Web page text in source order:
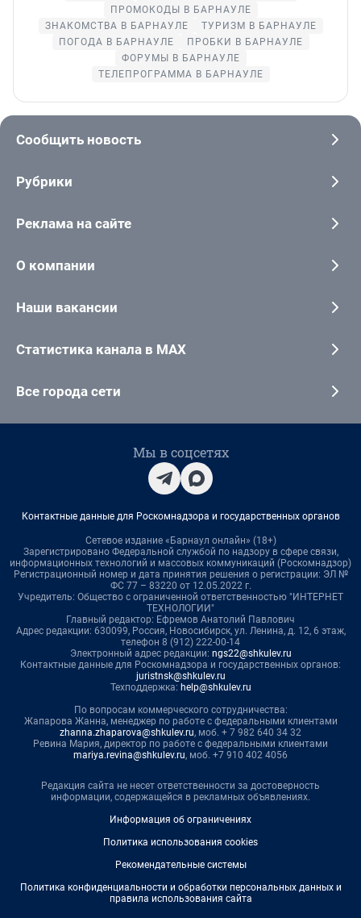
ПРОМОКОДЫ В БАРНАУЛЕ
ЗНАКОМСТВА В БАРНАУЛЕ
ТУРИЗМ В БАРНАУЛЕ
ПОГОДА В БАРНАУЛЕ
ПРОБКИ В БАРНАУЛЕ
ФОРУМЫ В БАРНАУЛЕ
ТЕЛЕПРОГРАММА В БАРНАУЛЕ
Сообщить новость
Рубрики
Реклама на сайте
О компании
Наши вакансии
Статистика канала в MAX
Все города сети
Мы в соцсетях
Контактные данные для Роскомнадзора и государственных органов
Сетевое издание «Барнаул онлайн» (18+)
Зарегистрировано Федеральной службой по надзору в сфере связи,
информационных технологий и массовых коммуникаций (Роскомнадзор)
Регистрационный номер и дата принятия решения о регистрации: ЭЛ №
ФС 77 – 83220 от 12.05.2022 г.
Учредитель: Общество с ограниченной ответственностью "ИНТЕРНЕТ
ТЕХНОЛОГИИ"
Главный редактор: Ефремов Анатолий Павлович
Адрес редакции: 630099, Россия, Новосибирск, ул. Ленина, д. 12, 6 этаж,
телефон 8 (912) 222-00-14
Электронный адрес редакции: ngs22@shkulev.ru
Контактные данные для Роскомнадзора и государственных органов:
juristnsk@shkulev.ru
Техподдержка: help@shkulev.ru
По вопросам коммерческого сотрудничества:
Жапарова Жанна, менеджер по работе с федеральными клиентами
zhanna.zhaparova@shkulev.ru, моб. + 7 982 640 34 32
Ревина Мария, директор по работе с федеральными клиентами
mariya.revina@shkulev.ru, моб. +7 910 402 4056
Редакция сайта не несет ответственности за достоверность
информации, содержащейся в рекламных объявлениях.
Информация об ограничениях
Политика использования cookies
Рекомендательные системы
Политика конфиденциальности и обработки персональных данных и
правила использования сайта